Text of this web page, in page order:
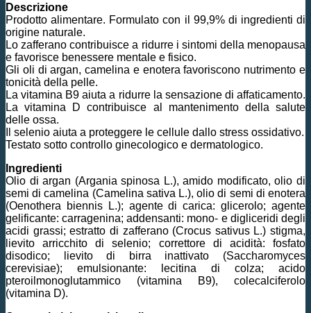
Descrizione
Prodotto alimentare. Formulato con il 99,9% di ingredienti di
origine naturale.
Lo zafferano contribuisce a ridurre i sintomi della menopausa
e favorisce benessere mentale e fisico.
Gli oli di argan, camelina e enotera favoriscono nutrimento e
tonicità della pelle.
La vitamina B9 aiuta a ridurre la sensazione di affaticamento.
La vitamina D contribuisce al mantenimento della salute
delle ossa.
Il selenio aiuta a proteggere le cellule dallo stress ossidativo.
Testato sotto controllo ginecologico e dermatologico.
Ingredienti
Olio di argan (Argania spinosa L.), amido modificato, olio di
semi di camelina (Camelina sativa L.), olio di semi di enotera
(Oenothera biennis L.); agente di carica: glicerolo; agente
gelificante: carragenina; addensanti: mono- e digliceridi degli
acidi grassi; estratto di zafferano (Crocus sativus L.) stigma,
lievito arricchito di selenio; correttore di acidità: fosfato
disodico; lievito di birra inattivato (Saccharomyces
cerevisiae); emulsionante: lecitina di colza; acido
pteroilmonoglutammico (vitamina B9), colecalciferolo
(vitamina D).